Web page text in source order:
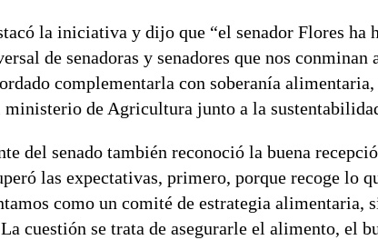
la iniciativa y dijo que “el senador Flores ha
de senadoras y senadores que nos
complementarla con soberanía
ministerio de Agricultura junto a la
del senado también reconoció la buena
las expectativas, primero, porque recoge lo
como un comité de estrategia alimentaria,
cuestión se trata de asegurarle el alimento, el